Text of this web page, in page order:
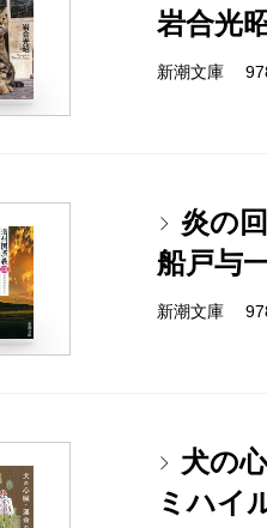
岩合光
新潮文庫
炎の
船戸与
新潮文庫
犬の
ミハイ